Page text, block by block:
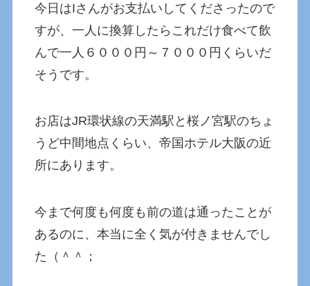
今日はIさんがお支払いしてくださったので
すが、一人に換算したらこれだけ食べて飲
んで一人６０００円～７０００円くらいだ
そうです。
お店はJR環状線の天満駅と桜ノ宮駅のちょ
うど中間地点くらい、帝国ホテル大阪の近
所にあります。
今まで何度も何度も前の道は通ったことが
あるのに、本当に全く気が付きませんでし
た（＾＾；